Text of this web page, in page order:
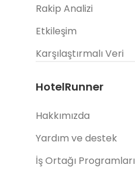
Rakip Analizi
Etkileşim
Karşılaştırmalı Veri
HotelRunner
Hakkımızda
Yardım ve destek
İş Ortağı Programları